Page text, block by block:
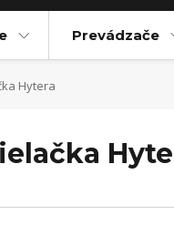
Prevádzače
Hytera